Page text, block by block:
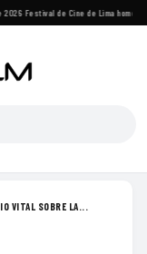
·Festival de Cine de Lima
VITAL SOBRE LA...